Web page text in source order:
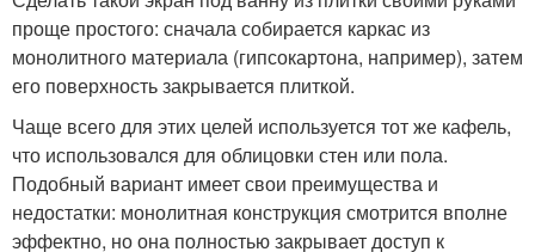
проще простого: сначала собирается каркас из
монолитного материала (гипсокартона, например), затем
его поверхность закрывается плиткой.
Чаще всего для этих целей используется тот же кафель,
что использовался для облицовки стен или пола.
Подобный вариант имеет свои преимущества и
недостатки: монолитная конструкция смотрится вполне
эффектно, но она полностью закрывает доступ к